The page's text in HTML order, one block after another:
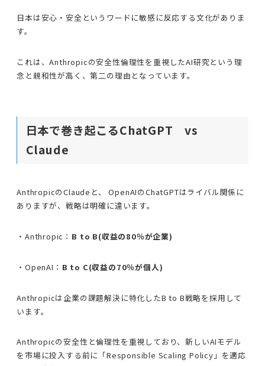
日本は安心・安全というワードに敏感に反応する文化がありま
す。
これは、Anthropicの安全性倫理性を重視したAI研究という理
念と親和性が高く、第二の理由となっています。
日本で巻き起こるChatGPT vs
Claude
AnthropicのClaudeと、 OpenAIのChatGPTはライバル関係に
ありますが、戦略は明確に違います。
・Anthropic： B to B(収益の80％が企業)
・OpenAI： B to C(収益の70％が個人)
Anthropicは企業の課題解決に特化したB to B戦略を採用して
います。
Anthropicの安全性と倫理性を重視しており、新しいAIモデル
を市場に投入する前に「Responsible Scaling Policy」を適応